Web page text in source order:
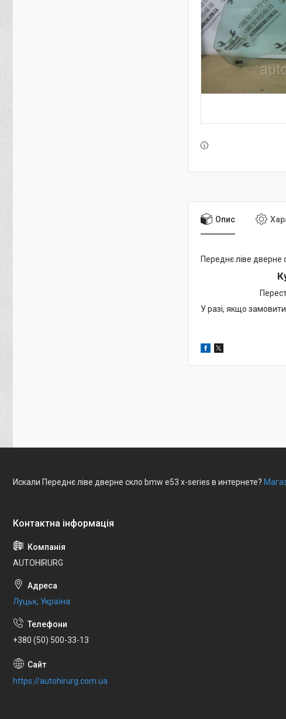
Опис
Переднє ліве дверне
У разі, якщо
Искали Переднє ліве дверне скло bmw e53 x-series в интернете?
AUTOHIRURG
Луцьк, Україна
+380 (50) 500-33-13
https://autohirurg.com.ua